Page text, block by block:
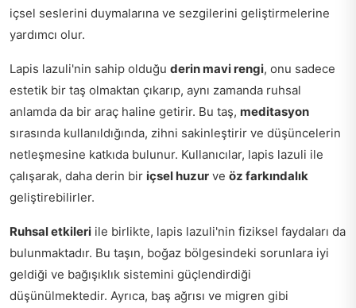
içsel seslerini duymalarına ve sezgilerini geliştirmelerine
yardımcı olur.
Lapis lazuli'nin sahip olduğu derin mavi rengi, onu sadece
estetik bir taş olmaktan çıkarıp, aynı zamanda ruhsal
anlamda da bir araç haline getirir. Bu taş, meditasyon
sırasında kullanıldığında, zihni sakinleştirir ve düşüncelerin
netleşmesine katkıda bulunur. Kullanıcılar, lapis lazuli ile
çalışarak, daha derin bir içsel huzur ve öz farkındalık
geliştirebilirler.
Ruhsal etkileri ile birlikte, lapis lazuli'nin fiziksel faydaları da
bulunmaktadır. Bu taşın, boğaz bölgesindeki sorunlara iyi
geldiği ve bağışıklık sistemini güçlendirdiği
düşünülmektedir. Ayrıca, baş ağrısı ve migren gibi